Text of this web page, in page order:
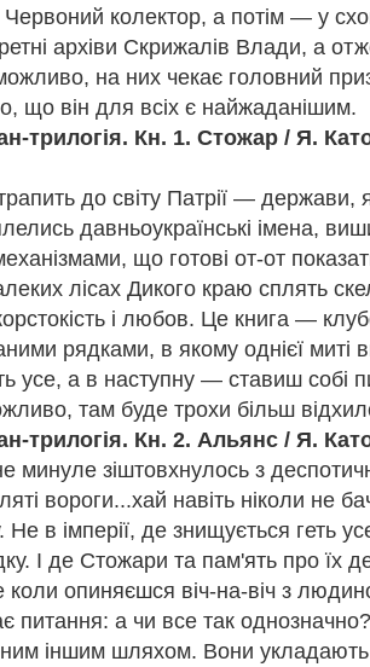
колектор, а потім — у
архіви Скрижалів Влади, а
на них чекає головний
що він для всіх є найжаданішим.
трилогія. Кн. 1. Стожар / Я.
до світу Патрії — держави,
давньоукраїнські імена,
що готові от-от
лісах Дикого краю сплять
і любов. Це книга —
рядками, в якому однієї миті
усе, а в наступну — ставиш собі
там буде трохи більш
трилогія. Кн. 2. Альянс / Я.
минуле зіштовхнулось з
вороги...хай навіть ніколи не
в імперії, де знищується геть
І де Стожари та пам'ять про їх
коли опиняєшся віч-на-віч з
питання: а чи все так
іншим шляхом. Вони
Мішу і Раєн у пару для листування. Їх
Тільки одне з одним вони могли бути по-
моменти дорослішання. Довгі сім
в соцмережах, жодних телефонних
і побачити Раєн... Це була
що перед нею Міша, її Міша. Дівчина не
життя. Однак вона готова на все, аби
є дві новини - приємна й не надто.
часу, немає гарантії, що рухатиметеся
є неефективною, стверджує психолог
існує й дістатися туди може будь-хто.
видатних людей із різних сфер - олімпійських
таємниця криється у здатності обрати